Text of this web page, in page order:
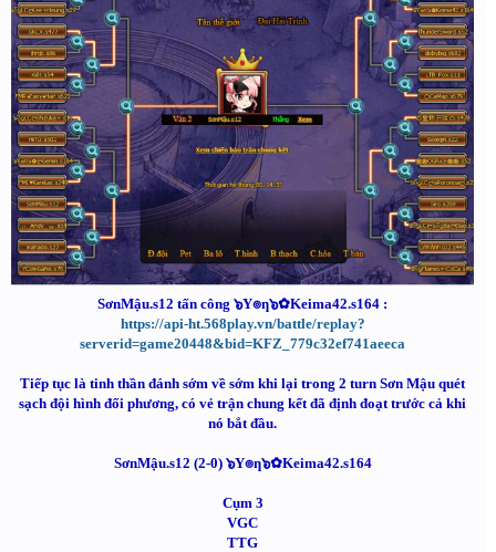
SơnMậu.s12 tấn công ๖Y๏ƞ๖✿Keima42.s164 :
https://api-ht.568play.vn/battle/replay?
serverid=game20448&bid=KFZ_779c32ef741aeeca
Tiếp tục là tinh thần đánh sớm về sớm khi lại trong 2 turn Sơn Mậu quét
sạch đội hình đối phương, có vẻ trận chung kết đã định đoạt trước cả khi
nó bắt đầu.
SơnMậu.s12 (2-0) ๖Y๏ƞ๖✿Keima42.s164
Cụm 3
VGC
TTG